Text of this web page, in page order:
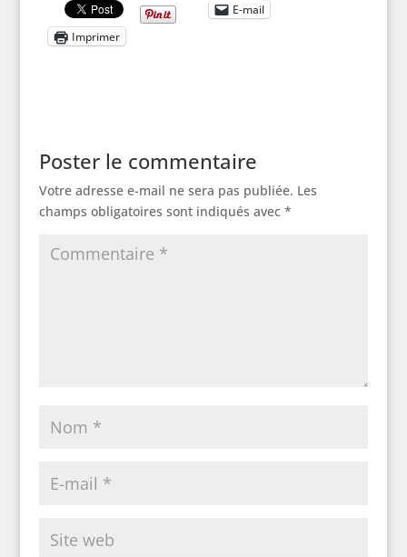
E-mail
Imprimer
Poster le commentaire
Votre adresse e-mail ne sera pas publiée. Les
champs obligatoires sont indiqués avec *